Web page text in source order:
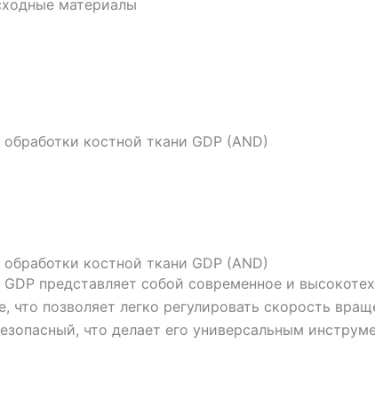
материалы
костной ткани GDP (AND)
костной ткани GDP (AND)
представляет собой современное и
что позволяет легко регулировать скорость
что делает его универсальным